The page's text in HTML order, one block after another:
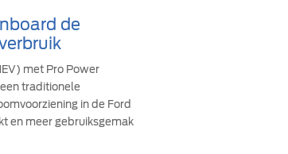
de
met Pro Power
traditionele
in de Ford
en meer gebruiksgemak